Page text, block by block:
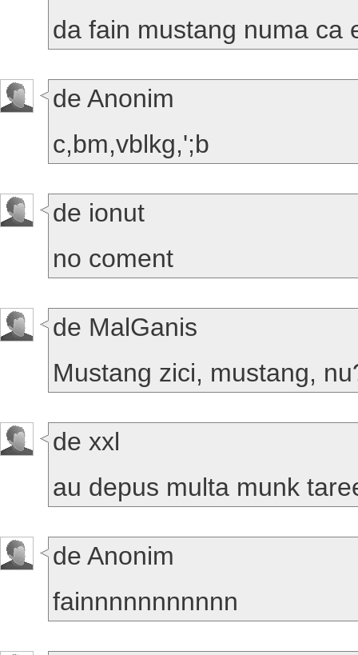
da fain mustang numa ca
de Anonim
c,bm,vblkg,';b
de ionut
no coment
de MalGanis
Mustang zici, mustang,
de xxl
au depus multa munk
de Anonim
fainnnnnnnnnnn